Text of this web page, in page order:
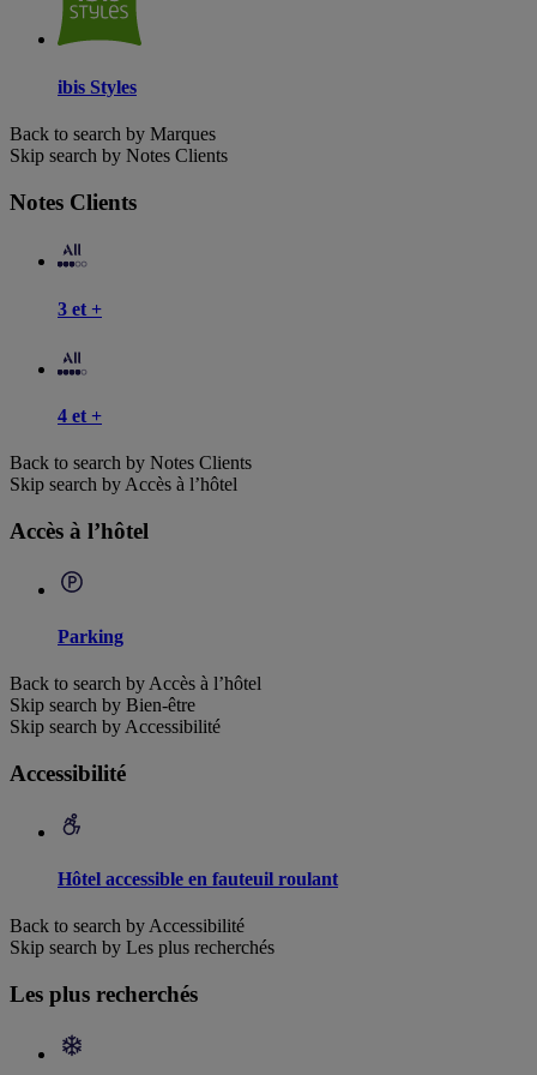
ibis Styles
Back to search by Marques
Skip search by Notes Clients
Notes Clients
3 et +
4 et +
Back to search by Notes Clients
Skip search by Accès à l’hôtel
Accès à l’hôtel
Parking
Back to search by Accès à l’hôtel
Skip search by Bien-être
Skip search by Accessibilité
Accessibilité
Hôtel accessible en fauteuil roulant
Back to search by Accessibilité
Skip search by Les plus recherchés
Les plus recherchés